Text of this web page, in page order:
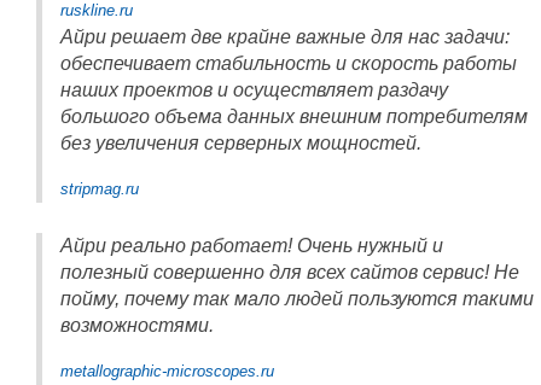
ruskline.ru
Айри решает две крайне важные для нас задачи:
обеспечивает стабильность и скорость работы
наших проектов и осуществляет раздачу
большого объема данных внешним потребителям
без увеличения серверных мощностей.
stripmag.ru
Айри реально работает! Очень нужный и
полезный совершенно для всех сайтов сервис! Не
пойму, почему так мало людей пользуются такими
возможностями.
metallographic-microscopes.ru